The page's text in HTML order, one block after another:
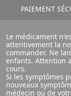
PAIEMENT
Le médicament
attentivement la
commander. Ne
enfants. Attention
cours.
Si les symptômes
nouveaux
médecin ou de